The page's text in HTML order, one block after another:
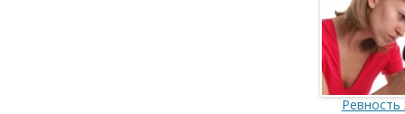
Ревность